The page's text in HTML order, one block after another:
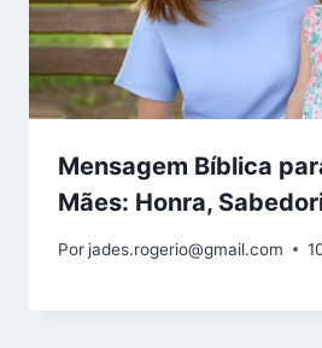
Mensagem Bíblica
Mães: Honra,
Por jades.rogerio@gmail.com